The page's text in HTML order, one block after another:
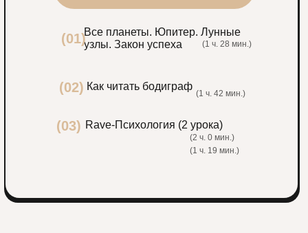
Все планеты. Юпитер. Лунные
узлы. Закон успеха
Rave-Психология (2 урока)
Как читать бодиграф
(01)
(02)
(03)
(1 ч. 28 мин.)
(1 ч. 42 мин.)
(1 ч. 19 мин.)
(2 ч. 0 мин.)